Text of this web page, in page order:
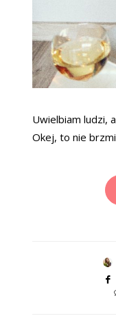
Uwielbiam ludzi,
Okej, to nie